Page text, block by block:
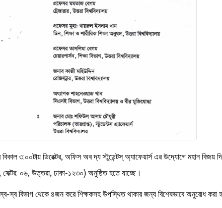
৩:০০টায় ডিরেক্টর, অফিস অব দ্য স্টুডেন্টস্ অ্যাফেয়ার্স এর উদ্যোগে মহান
সেক্টর: ০৬, উত্তরা, ঢাকা-১২৩০) অনুষ্ঠিত হতে যাচ্ছে।
স্ব বিভাগ থেকে ৪জন করে শিক্ষকসহ উপস্থিত থাকার জন্য বিশেষভাবে অনুরোধ করা